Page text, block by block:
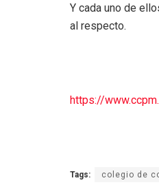
Y cada uno de
al respecto.
https://
Tags: colegio de